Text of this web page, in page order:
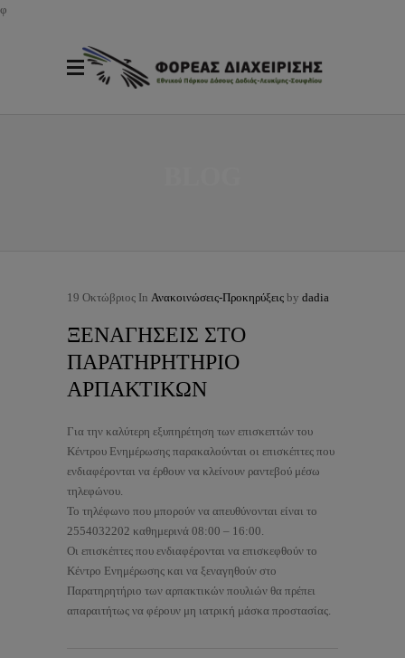
φ
19 Οκτώβριος In Ανακοινώσεις-Προκηρύξεις by dadia
ΞΕΝΑΓΗΣΕΙΣ ΣΤΟ
ΠΑΡΑΤΗΡΗΤΗΡΙΟ
ΑΡΠΑΚΤΙΚΩΝ
Για την καλύτερη εξυπηρέτηση των επισκεπτών του
Κέντρου Ενημέρωσης παρακαλούνται οι επισκέπτες που
ενδιαφέρονται να έρθουν να κλείνουν ραντεβού μέσω
τηλεφώνου.
Το τηλέφωνο που μπορούν να απευθύνονται είναι το
2554032202 καθημερινά 08:00 – 16:00.
Οι επισκέπτες που ενδιαφέρονται να επισκεφθούν το
Κέντρο Ενημέρωσης και να ξεναγηθούν στο
Παρατηρητήριο των αρπακτικών πουλιών θα πρέπει
απαραιτήτως να φέρουν μη ιατρική μάσκα προστασίας.